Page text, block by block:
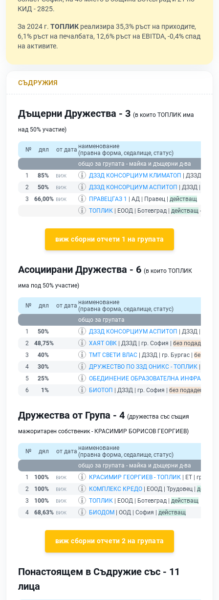
КИД - 2825.
За 2024 г. ТОПЛИК реализира 35,3% ръст на приходите,
6,1% ръст на печалбата, 12,6% ръст на EBITDA, -0,4% спад
на активите.
СЪДРУЖИЯ
Дъщерни Дружества - 3 (в които ТОПЛИК има
над 50% участие)
№ дял от дата наименование
(правна форма, седалище, статус)
общо за групата - майка и дъщерни д-ва
1
85% ДЗЗД КОНСОРЦИУМ КЛИМАТОП
| ДЗЗД | гр.
2
50% ДЗЗД КОНСОРЦИУМ АСПИТОП
| ДЗЗД | гр.
3
66,00% ПРАВЕЦГАЗ 1 | АД | Правец | действащ
ТОПЛИК | ЕООД | Ботевград | действащ -
виж сборни отчети 1 на групата
Асоциирани Дружества - 6 (в които ТОПЛИК
има под 50% участие)
№ дял от дата наименование
(правна форма, седалище, статус)
общо за групата
1
50% ДЗЗД КОНСОРЦИУМ АСПИТОП
| ДЗЗД | гр.
2
48,75% ХАЯТ ОВК | ДЗЗД | гр. София | без подаден
3
40% ТМТ СВЕТИ ВЛАС | ДЗЗД | гр. Бургас | без
4
30% ДРУЖЕСТВО ПО ЗЗД ОНИКС - ТОПЛИК
5
25%
ОБЕДИНЕНИЕ ОБРАЗОВАТЕЛНА
6
1% БИОТОП | ДЗЗД | гр. София | без подаден
Дружества от Група - 4 (дружества със същия
мажоритарен собственик - КРАСИМИР БОРИСОВ ГЕОРГИЕВ)
№ дял от дата наименование
(правна форма, седалище, статус)
общо за групата - майка и дъщерни д-ва
1
100% КРАСИМИР ГЕОРГИЕВ - ТОПЛИК | ЕТ | гр.
2
100% КОМПЛЕКС КРЕДО | ЕООД | Трудовец |
3
100% ТОПЛИК | ЕООД | Ботевград | действащ
4
68,63% БИОДОМ | ООД | София | действащ
виж сборни отчети 2 на групата
Понастоящем в Съдружие със - 11
лица